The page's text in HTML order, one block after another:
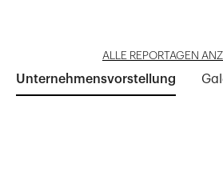
ALLE REPORTAGEN
Unternehmensvorstellung